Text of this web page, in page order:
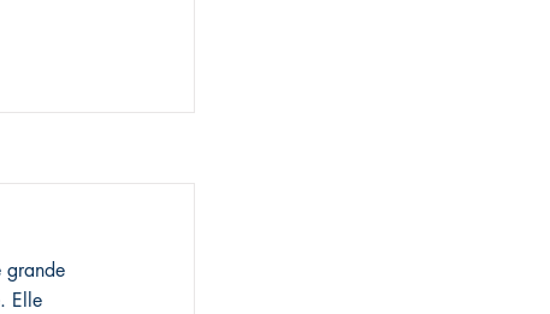
grande
Elle